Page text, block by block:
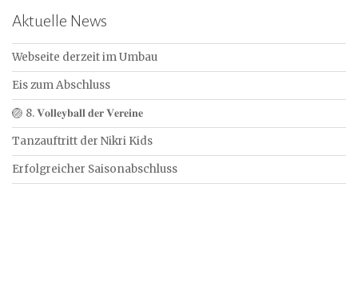
Aktuelle News
Webseite derzeit im Umbau
Eis zum Abschluss
🏐 8. 𝐕𝐨𝐥𝐥𝐞𝐲𝐛𝐚𝐥𝐥 𝐝𝐞𝐫 𝐕𝐞𝐫𝐞𝐢𝐧𝐞
Tanzauftritt der Nikri Kids
Erfolgreicher Saisonabschluss